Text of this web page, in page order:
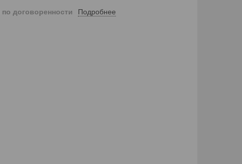
по договоренности Подробнее